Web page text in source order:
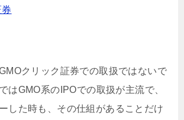
クリック証券での取扱ではないで
はGMO系のIPOでの取扱が主流で、
した時も、その仕組があることだけ